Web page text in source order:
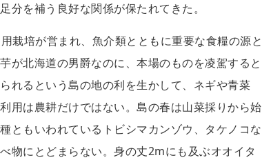
を補う良好な関係が保たれてきた。
栽培が営まれ、魚介類とともに重要な食糧の源と
が北海道の男爵なのに、本場のものを凌駕すると
れるという島の地の利を生かして、ネギや青菜
用は農耕だけではない。島の春は山菜採りから始
ともいわれているトビシマカンゾウ、タケノコな
物にとどまらない。身の丈2mにも及ぶオオイタ